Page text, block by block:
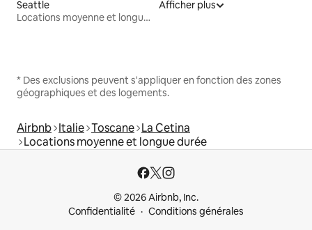
Seattle
Locations moyenne et longue durée
Afficher plus
* Des exclusions peuvent s'appliquer en fonction des zones
géographiques et des logements.
Airbnb Italie Toscane La Cetina
Locations moyenne et longue durée
© 2026 Airbnb, Inc.
Confidentialité
Conditions générales